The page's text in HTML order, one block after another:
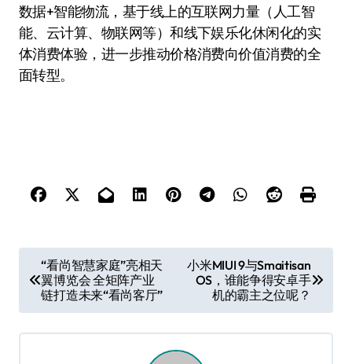
数据+智能物流，基于线上的互联网力量（人工智
能、云计算、物联网等）和线下娱乐化休闲化的实
体消费体验，进一步推动价格消费向价值消费的全
面转型。
章
导
航
“看尚智慧家庭”亮相天
翼博览会 全矩阵产业
链打造未来“看尚客厅”
小米MIUI 9与Smaitisan
OS，谁能争得安卓手
机的霸主之位呢？